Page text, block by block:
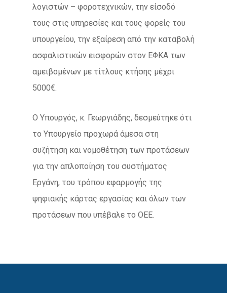
λογιστών – φοροτεχνικών, την είσοδό
τους στις υπηρεσίες και τους φορείς του
υπουργείου, την εξαίρεση από την καταβολή
ασφαλιστικών εισφορών στον ΕΦΚΑ των
αμειβομένων με τίτλους κτήσης μέχρι
5000€.
Ο Υπουργός, κ. Γεωργιάδης, δεσμεύτηκε ότι
το Υπουργείο προχωρά άμεσα στη
συζήτηση και νομοθέτηση των προτάσεων
για την απλοποίηση του συστήματος
Εργάνη, του τρόπου εφαρμογής της
ψηφιακής κάρτας εργασίας και όλων των
προτάσεων που υπέβαλε το ΟΕΕ.